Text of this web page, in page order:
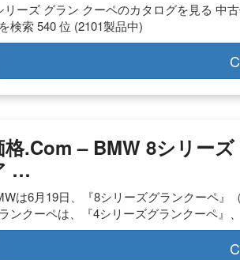
リーズ グラン クーペのカタログを見る 中
検索 540 位 (2101製品中)
格.com – BMW 8シリー
…
は6月19日、『8シリーズグランクーペ』
ンクーペは、『4シリーズグランクーペ』